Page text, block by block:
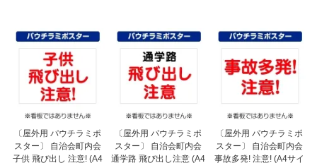
〔屋外用 パウチラミポ
スター〕 自治会町内会
子供 飛び出し 注意! (A4
〔屋外用 パウチラミポ
スター〕 自治会町内会
通学路 飛び出し注意 (A4
〔屋外用 パウチラミポ
スター〕 自治会町内会
事故多発! 注意! (A4サイ